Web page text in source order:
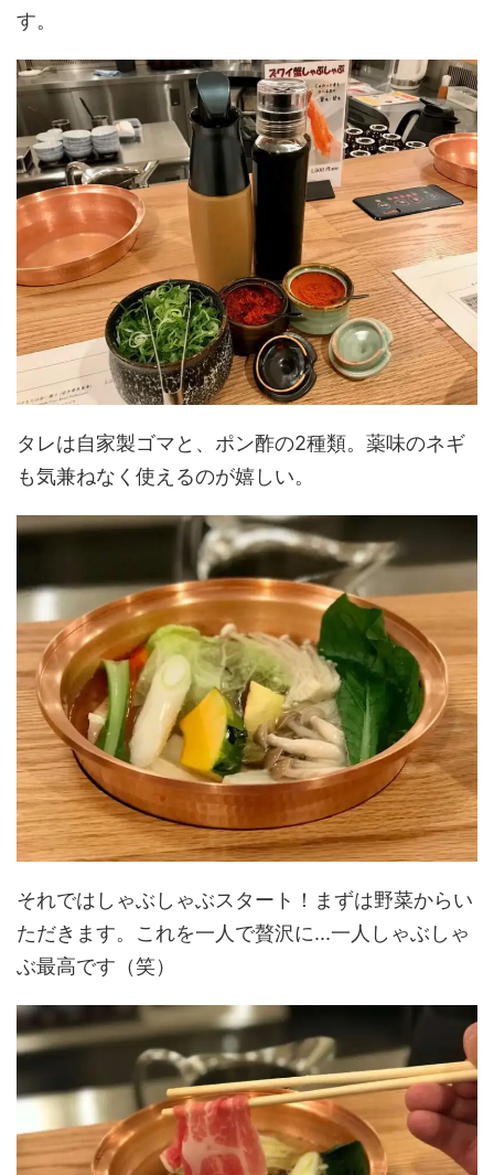
す。
タレは自家製ゴマと、ポン酢の2種類。薬味のネギ
も気兼ねなく使えるのが嬉しい。
それではしゃぶしゃぶスタート！まずは野菜からい
ただきます。これを一人で贅沢に...一人しゃぶしゃ
ぶ最高です（笑）